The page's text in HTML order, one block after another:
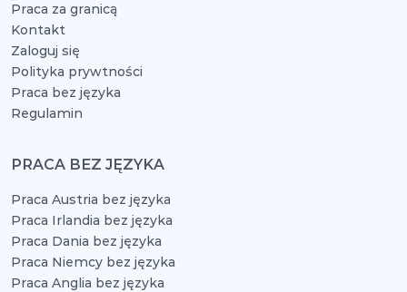
Praca za granicą
Kontakt
Zaloguj się
Polityka prywtności
Praca bez języka
Regulamin
PRACA BEZ JĘZYKA
Praca Austria bez języka
Praca Irlandia bez języka
Praca Dania bez języka
Praca Niemcy bez języka
Praca Anglia bez języka